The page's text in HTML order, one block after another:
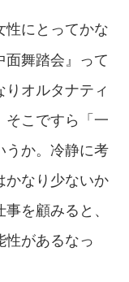
にとってかな
面舞踏会』って
オルタナティ
そこですら「一
うか。冷静に考
かなり少ないか
を顧みると、
があるなっ